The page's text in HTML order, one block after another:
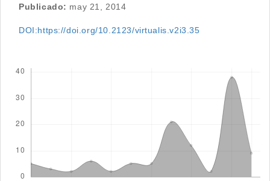
Publicado: may 21, 2014
DOI:https://doi.org/10.2123/virtualis.v2i3.35